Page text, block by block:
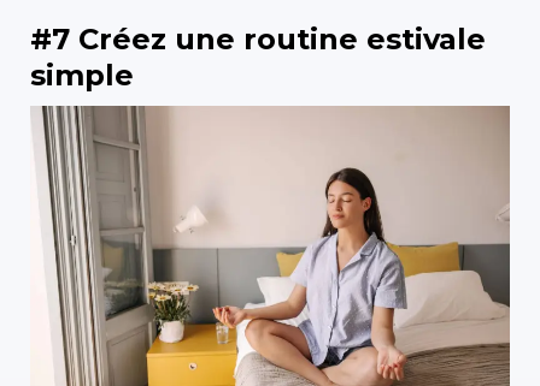
#7 Créez une routine estivale
simple